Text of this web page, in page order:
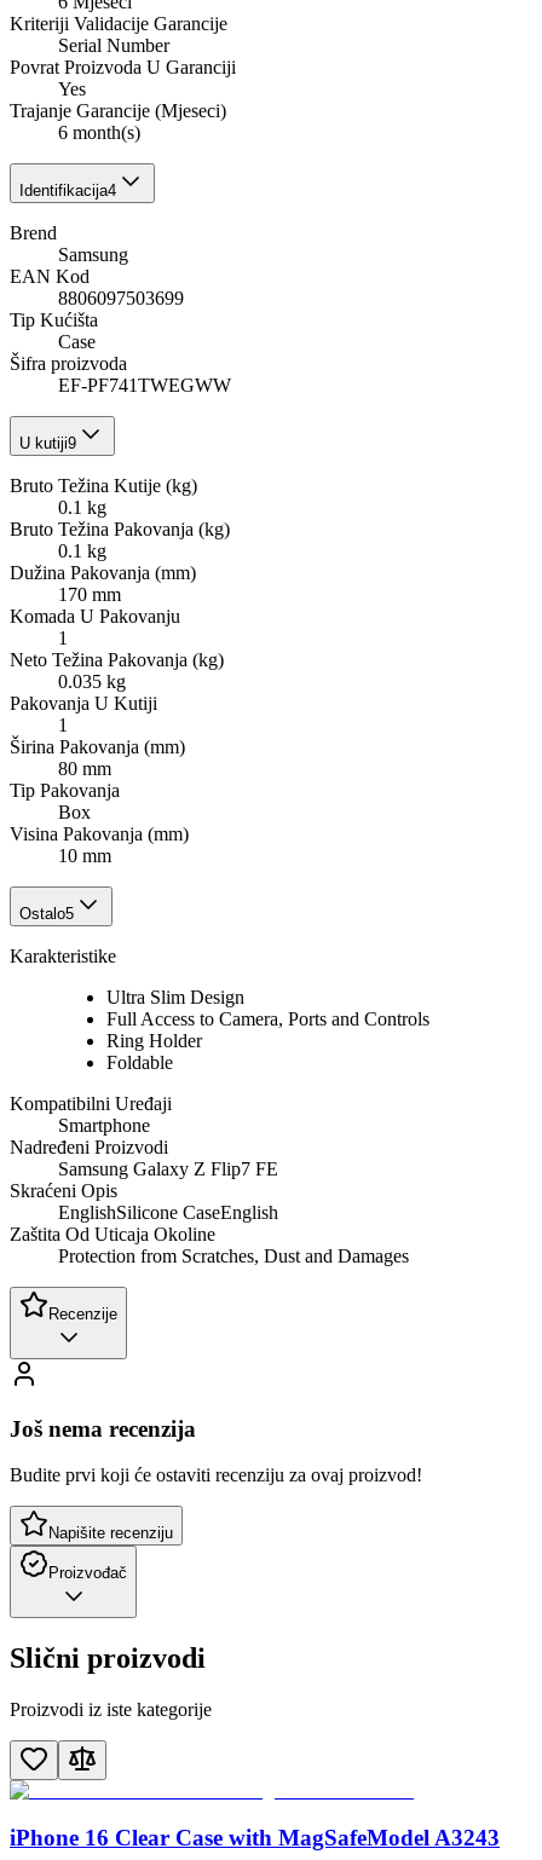
Kriteriji Validacije Garancije
Serial Number
Povrat Proizvoda U Garanciji
Yes
Trajanje Garancije (Mjeseci)
6 month(s)
Identifikacija4
Brend
Samsung
EAN Kod
8806097503699
Tip Kućišta
Case
Šifra proizvoda
EF-PF741TWEGWW
U kutiji9
Bruto Težina Kutije (kg)
0.1 kg
Bruto Težina Pakovanja (kg)
0.1 kg
Dužina Pakovanja (mm)
170 mm
Komada U Pakovanju
1
Neto Težina Pakovanja (kg)
0.035 kg
Pakovanja U Kutiji
1
Širina Pakovanja (mm)
80 mm
Tip Pakovanja
Box
Visina Pakovanja (mm)
10 mm
Ostalo5
Karakteristike
Ultra Slim Design
Full Access to Camera, Ports and Controls
Ring Holder
Foldable
Kompatibilni Uređaji
Smartphone
Nadređeni Proizvodi
Samsung Galaxy Z Flip7 FE
Skraćeni Opis
EnglishSilicone CaseEnglish
Zaštita Od Uticaja Okoline
Protection from Scratches, Dust and Damages
Recenzije
Još nema recenzija
Budite prvi koji će ostaviti recenziju za ovaj proizvod!
Napišite recenziju
Proizvođač
Slični proizvodi
Proizvodi iz iste kategorije
iPhone 16 Clear Case with MagSafeModel A3243